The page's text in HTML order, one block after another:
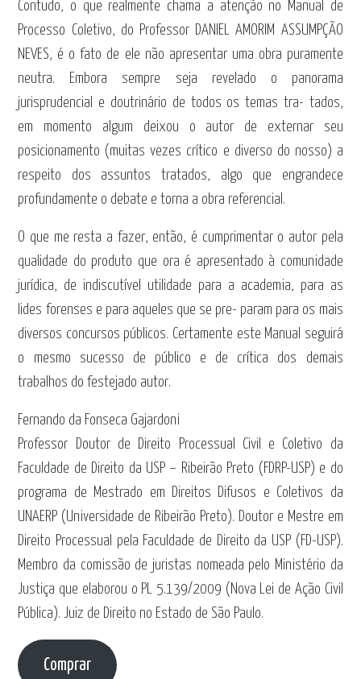
Contudo, o que realmente chama a atenção no Manual de
Processo Coletivo, do Professor DANIEL AMORIM ASSUMPÇÃO
NEVES, é o fato de ele não apresentar uma obra puramente
neutra. Embora sempre seja revelado o panorama
jurisprudencial e doutrinário de todos os temas tra- tados,
em momento algum deixou o autor de externar seu
posicionamento (muitas vezes crítico e diverso do nosso) a
respeito dos assuntos tratados, algo que engrandece
profundamente o debate e torna a obra referencial.
O que me resta a fazer, então, é cumprimentar o autor pela
qualidade do produto que ora é apresentado à comunidade
jurídica, de indiscutível utilidade para a academia, para as
lides forenses e para aqueles que se pre- param para os mais
diversos concursos públicos. Certamente este Manual seguirá
o mesmo sucesso de público e de crítica dos demais
trabalhos do festejado autor.
Fernando da Fonseca Gajardoni
Professor Doutor de Direito Processual Civil e Coletivo da
Faculdade de Direito da USP – Ribeirão Preto (FDRP-USP) e do
programa de Mestrado em Direitos Difusos e Coletivos da
UNAERP (Universidade de Ribeirão Preto). Doutor e Mestre em
Direito Processual pela Faculdade de Direito da USP (FD-USP).
Membro da comissão de juristas nomeada pelo Ministério da
Justiça que elaborou o PL 5.139/2009 (Nova Lei de Ação Civil
Pública). Juiz de Direito no Estado de São Paulo.
Comprar